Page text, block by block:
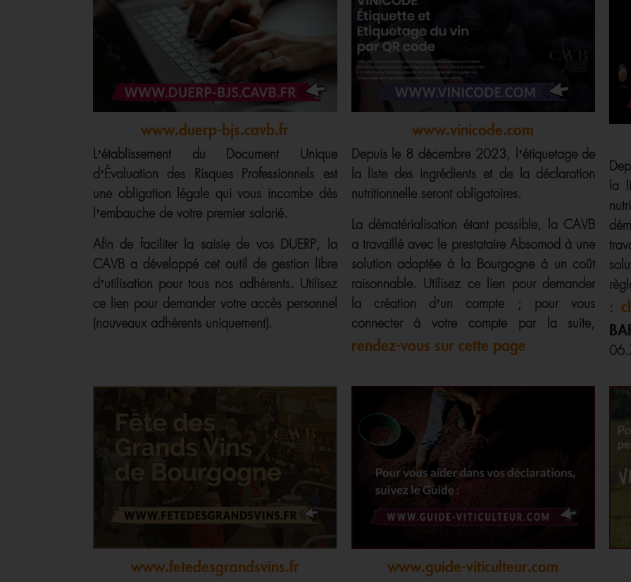
www.duerp-bjs.cavb.fr
L’établissement du Document Unique
d’Évaluation des Risques Professionnels est
une obligation légale qui vous incombe dès
l’embauche de votre premier salarié.
Afin de faciliter la saisie de vos DUERP, la
CAVB a développé cet outil de gestion libre
d’utilisation pour tous nos adhérents. Utilisez
ce lien pour demander votre accès personnel
(nouveaux adhérents uniquement).
www.vinicode.com
Depuis le 8 décembre 2023, l’étiquetage de
la liste des ingrédients et de la déclaration
nutritionnelle seront obligatoires.
La dématérialisation étant possible, la CAVB
a travaillé avec le prestataire Absomod à une
solution adaptée à la Bourgogne à un coût
raisonnable. Utilisez ce lien pour demander
la création d’un compte ; pour vous
connecter à votre compte par la suite,
rendez-vous sur cette page
la
:
www.fetedesgrandsvins.fr www.guide-viticulteur.com